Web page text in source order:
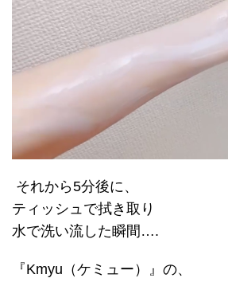
それから5分後に、
ティッシュで拭き取り
水で洗い流した瞬間….
『Kmyu（ケミュー）』の、